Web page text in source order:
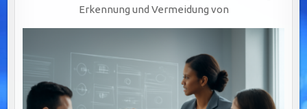
Erkennung und Vermeidung von